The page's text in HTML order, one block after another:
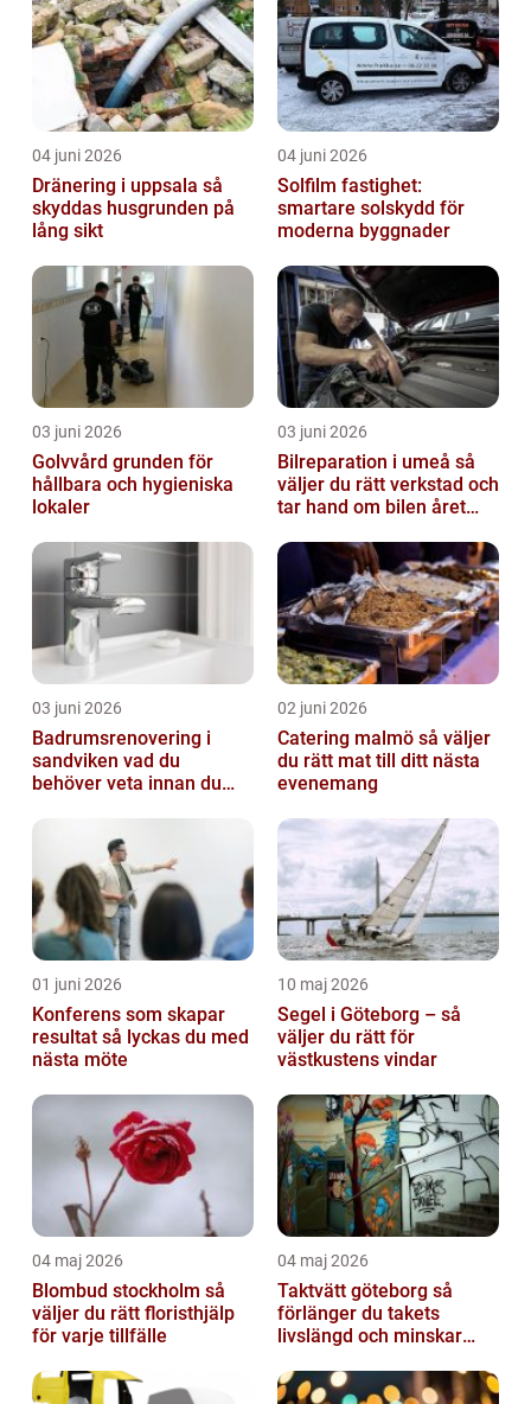
04 juni 2026
Dränering i uppsala så
skyddas husgrunden på
lång sikt
04 juni 2026
Solfilm fastighet:
smartare solskydd för
moderna byggnader
03 juni 2026
Golvvård grunden för
hållbara och hygieniska
lokaler
03 juni 2026
Bilreparation i umeå så
väljer du rätt verkstad och
tar hand om bilen året
03 juni 2026
Badrumsrenovering i
sandviken vad du
behöver veta innan du
02 juni 2026
Catering malmö så väljer
du rätt mat till ditt nästa
evenemang
01 juni 2026
Konferens som skapar
resultat så lyckas du med
nästa möte
10 maj 2026
Segel i Göteborg – så
väljer du rätt för
västkustens vindar
04 maj 2026
Blombud stockholm så
väljer du rätt floristhjälp
för varje tillfälle
04 maj 2026
Taktvätt göteborg så
förlänger du takets
livslängd och minskar